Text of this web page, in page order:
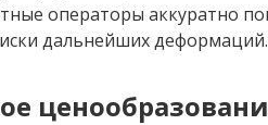
операторы аккуратно
дальнейших деформаций.